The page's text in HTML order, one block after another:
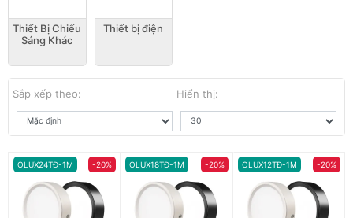
Thiết Bị Chiếu
Sáng Khác
Thiết bị điện
Hiển thị:
Sắp xếp theo:
-20%
OLUX24TĐ-1M -20%
OLUX18TĐ-1M -20%
OLUX12TĐ-1M